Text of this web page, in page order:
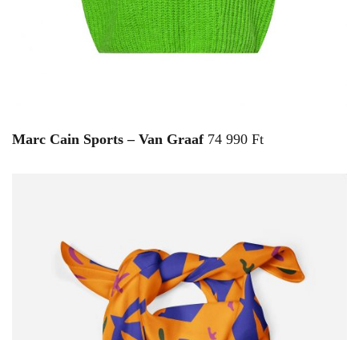
Marc Cain Sports – Van Graaf74 990 Ft